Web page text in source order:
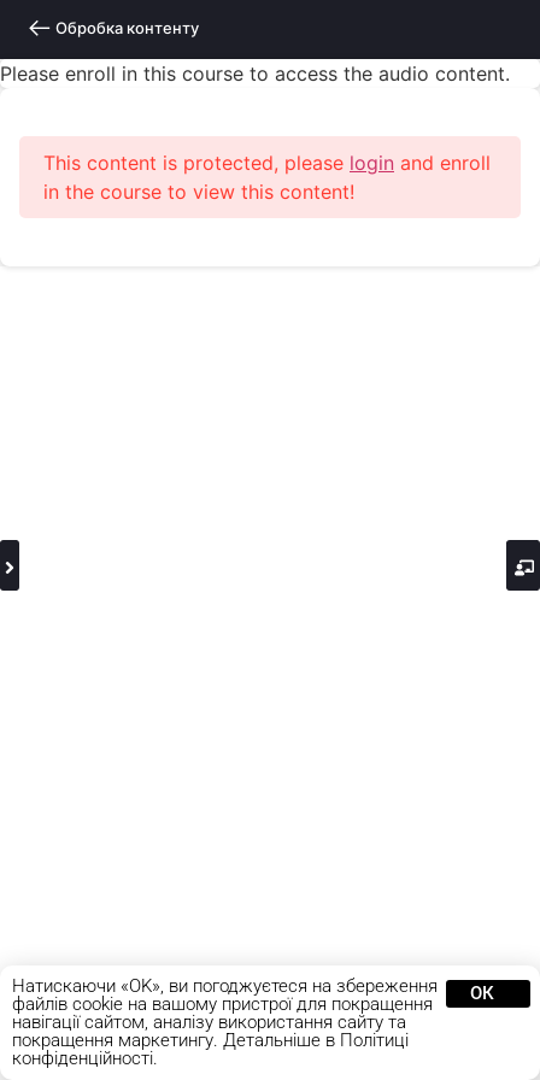
Обробка контенту
Please enroll in this course to access the audio content.
This content is protected, please login and enroll
in the course to view this content!
Натискаючи «OK», ви погоджуєтеся на збереження
файлів cookie на вашому пристрої для покращення
навігації сайтом, аналізу використання сайту та
покращення маркетингу. Детальніше в Політиці
конфіденційності.
ОК